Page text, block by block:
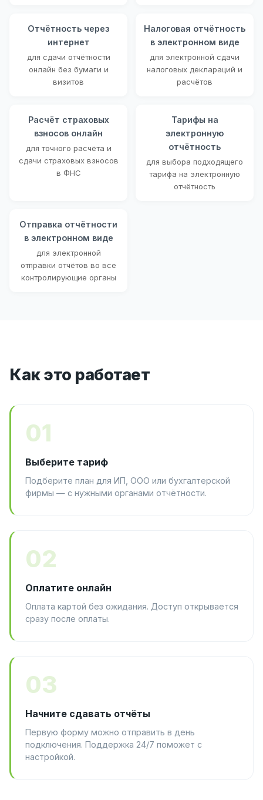
Отчётность через
интернет
для сдачи отчётности
онлайн без бумаги и
визитов
Налоговая отчётность
в электронном виде
для электронной сдачи
налоговых деклараций и
расчётов
Расчёт страховых
взносов онлайн
для точного расчёта и
сдачи страховых взносов
в ФНС
Тарифы на
электронную
отчётность
для выбора подходящего
тарифа на электронную
отчётность
Отправка отчётности
в электронном виде
для электронной
отправки отчётов во все
контролирующие органы
Как это работает
01
Выберите тариф
Подберите план для ИП, ООО или бухгалтерской
фирмы — с нужными органами отчётности.
02
Оплатите онлайн
Оплата картой без ожидания. Доступ открывается
сразу после оплаты.
03
Начните сдавать отчёты
Первую форму можно отправить в день
подключения. Поддержка 24/7 поможет с
настройкой.